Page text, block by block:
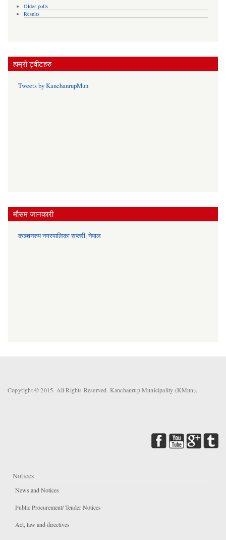
Older polls
Results
हाम्रो ट्वीटहरु
Tweets by KanchanrupMun
मौसम जानकारी
कञ्चनरुप नगरपालिका सप्तरी, नेपाल
Copyright © 2015. All Rights Reserved. Kanchanrup Municipality (KMun).
Notices
News and Notices
Public Procurement/ Tender Notices
Act, law and directives